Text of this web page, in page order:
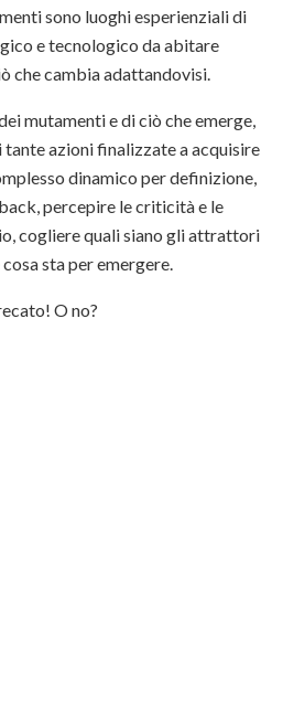
sono luoghi esperienziali di
e tecnologico da abitare
che cambia adattandovisi.
mutamenti e di ciò che emerge,
azioni finalizzate a acquisire
dinamico per definizione,
percepire le criticità e le
cogliere quali siano gli attrattori
sta per emergere.
O no?